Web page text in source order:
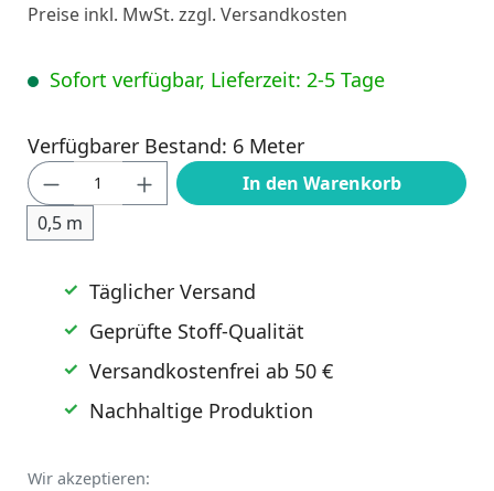
Preise inkl. MwSt. zzgl. Versandkosten
Sofort verfügbar, Lieferzeit: 2-5 Tage
Verfügbarer Bestand: 6 Meter
Produkt Anzahl: Gib den gewünschten
0,5 m
In den Warenkorb
Täglicher Versand
Geprüfte Stoff-Qualität
Versandkostenfrei ab 50 €
Nachhaltige Produktion
Wir akzeptieren: